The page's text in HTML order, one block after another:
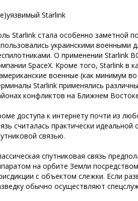
Starlink
Starlink стала особенно заметной
украинскими военными
О применении Starlink
SpaceX. Кроме того, Starlink в
военные (как минимум
Starlink применялись
конфликтов на Ближнем
доступа к интернету почти из
считалась практически
связью.
спутниковая связь
на орбите Земли
с объектом слежки. Если
обычно осуществляют